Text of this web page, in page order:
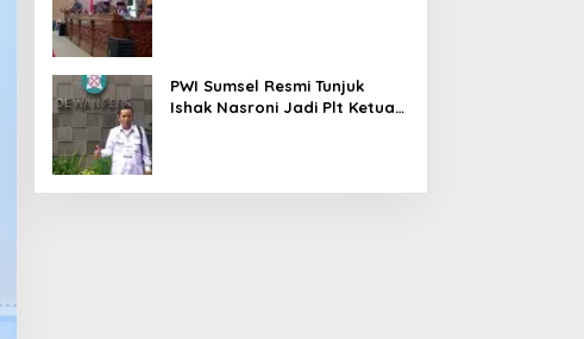
PWI Sumsel Resmi Tunjuk
Ishak Nasroni Jadi Plt Ketua